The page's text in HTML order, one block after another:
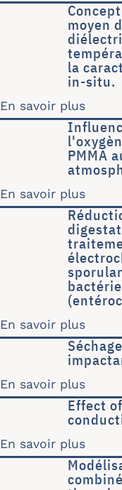
moyen
la
in-situ.
En savoir plus
PMMA
En savoir plus
En savoir plus
En savoir plus
Effect
En savoir plus